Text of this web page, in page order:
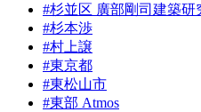
#杉並区 廣部剛司建築研
#杉本渉
#村上譲
#東京都
#東松山市
#東部 Atmos